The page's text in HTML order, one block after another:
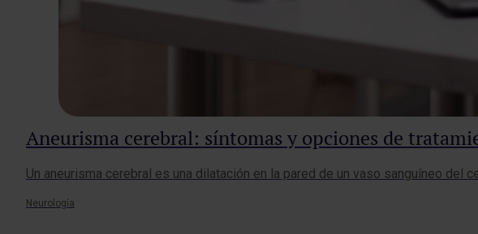
Aneurisma cerebral: síntomas y opciones de
Un aneurisma cerebral es una dilatación en la pared de un vaso sanguíneo del
Neurología